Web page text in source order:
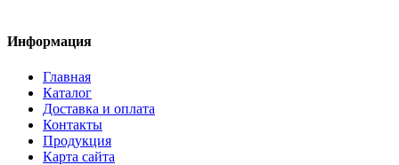
Информация
Главная
Каталог
Доставка и оплата
Контакты
Продукция
Карта сайта